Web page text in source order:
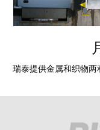
瑞泰提供金属和织物